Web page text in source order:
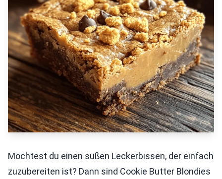
Möchtest du einen süßen Leckerbissen, der einfach
zuzubereiten ist? Dann sind Cookie Butter Blondies